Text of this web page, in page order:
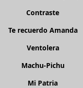
Contraste
Te recuerdo Amanda
Ventolera
Machu-Pichu
Mi Patria